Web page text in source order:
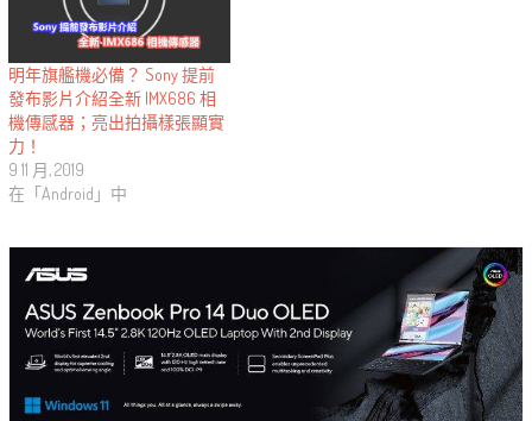
明年旗艦機必備？ Sony 提前
發布影片介紹全新 IMX686 相
機傳感器；亮出拍攝樣張顯實
力！
9 11 月, 2019
在「Android」中